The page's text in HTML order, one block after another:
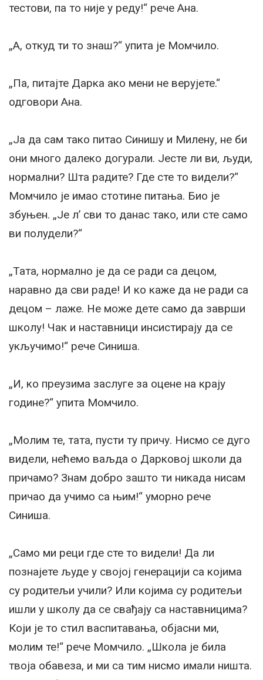
тестови, па то није у реду!“ рече Ана.
„А, откуд ти то знаш?“ упита је Момчило.
„Па, питајте Дарка ако мени не верујете.“
одговори Ана.
„Ја да сам тако питао Синишу и Милену, не би
они много далеко догурали. Јесте ли ви, људи,
нормални? Шта радите? Где сте то видели?“
Момчило је имао стотине питања. Био је
збуњен. „Је л’ сви то данас тако, или сте само
ви полудели?“
„Тата, нормално је да се ради са децом,
наравно да сви раде! И ко каже да не ради са
децом – лаже. Не може дете само да заврши
школу! Чак и наставници инсистирају да се
укључимо!“ рече Синиша.
„И, ко преузима заслуге за оцене на крају
године?“ упита Момчило.
„Молим те, тата, пусти ту причу. Нисмо се дуго
видели, нећемо ваљда о Дарковој школи да
причамо? Знам добро зашто ти никада нисам
причао да учимо са њим!“ уморно рече
Синиша.
„Само ми реци где сте то видели! Да ли
познајете људе у својој генерацији са којима
су родитељи учили? Или којима су родитељи
ишли у школу да се свађају са наставницима?
Који је то стил васпитавања, објасни ми,
молим те!“ рече Момчило. „Школа је била
твоја обавеза, и ми са тим нисмо имали ништа.